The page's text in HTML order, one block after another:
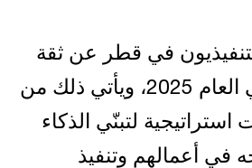
في قطر عن ثقة
بنمو الإيرادات في العام 2025، ويأتي ذلك من
استراتيجية لتبنّي الذكاء
في أعمالهم وتنفيذ